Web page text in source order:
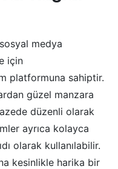
medya
için
platformuna sahiptir.
güzel manzara
düzenli olarak
ayrıca kolayca
olarak kullanılabilir.
kesinlikle harika bir